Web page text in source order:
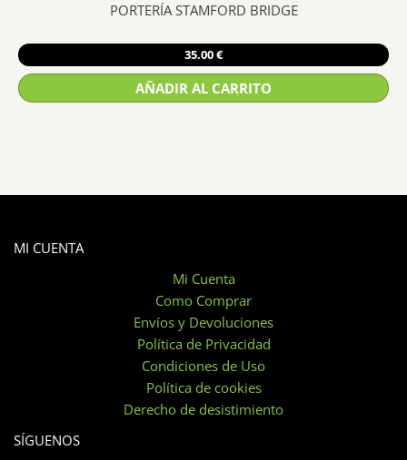
PORTERÍA STAMFORD BRIDGE
35.00€
AÑADIR AL CARRITO
MI CUENTA
Mi Cuenta
Como Comprar
Envíos y Devoluciones
Política de Privacidad
Condiciones de Uso
Política de cookies
Derecho de desistimiento
SÍGUENOS